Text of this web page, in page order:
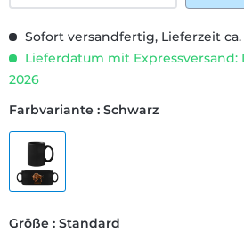
Sofort versandfertig, Lieferzeit
Lieferdatum mit Expressversand:
2026
Farbvariante : Schwarz
Größe : Standard